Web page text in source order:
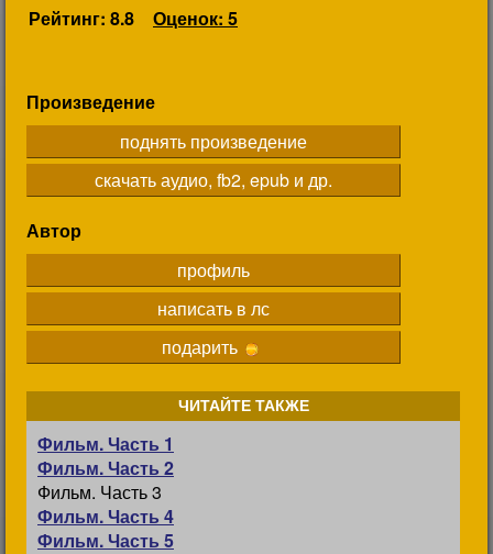
Рейтинг: 8.8 Оценок: 5
Произведение
поднять произведение
скачать аудио, fb2, epub и др.
Автор
профиль
написать в лс
подарить
ЧИТАЙТЕ ТАКЖЕ
Фильм. Часть 1
Фильм. Часть 2
Фильм. Часть 3
Фильм. Часть 4
Фильм. Часть 5